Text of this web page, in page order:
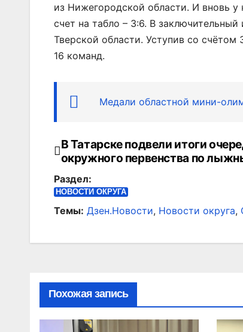
из Нижегородской области. И вновь
счет на табло – 3:6. В
Тверской области. Уступив со
16 команд.
Медали областной мини-
Навигация
по
записям
В Татарске подвели итоги
окружного первенства по
Раздел:
НОВОСТИ ОКРУГА
Темы: Дзен.Новости, Новости округа,
Похожая запись